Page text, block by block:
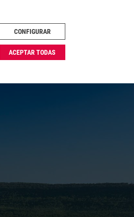
CONFIGURAR
ACEPTAR TODAS
Idioma Español